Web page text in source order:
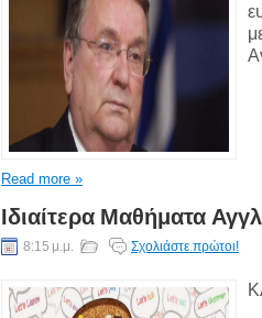
Read more »
Ιδιαίτερα Μαθήματα
8:15 μ.μ. Σχολιάστε πρώτοι!